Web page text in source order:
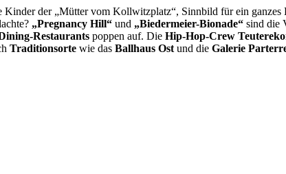
der „Mütter vom Kollwitzplatz“, Sinnbild für ein
­­„Pregnancy Hill“ und „Biedermeier-Bionade“ sind die
Restaurants poppen auf. Die Hip-Hop-Crew
Traditionsorte wie das Ballhaus Ost und die Galerie